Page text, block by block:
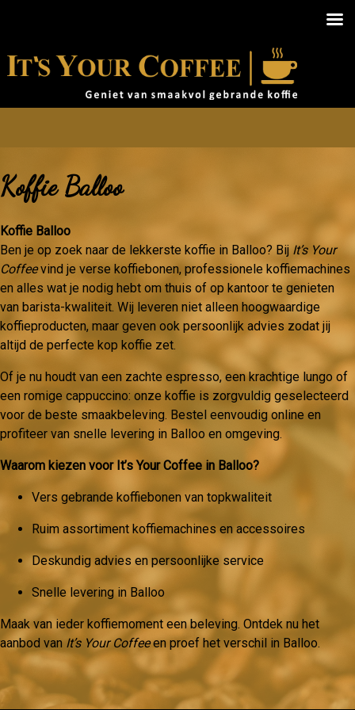
Koffie Balloo
Koffie Balloo
Ben je op zoek naar de lekkerste koffie in Balloo? Bij It’s Your
Coffeevind je verse koffiebonen, professionele koffiemachines
en alles wat je nodig hebt om thuis of op kantoor te genieten
van barista-kwaliteit. Wij leveren niet alleen hoogwaardige
koffieproducten, maar geven ook persoonlijk advies zodat jij
altijd de perfecte kop koffie zet.
Of je nu houdt van een zachte espresso, een krachtige lungo of
een romige cappuccino: onze koffie is zorgvuldig geselecteerd
voor de beste smaakbeleving. Bestel eenvoudig online en
profiteer van snelle levering in Balloo en omgeving.
Waarom kiezen voor It’s Your Coffee in Balloo?
Vers gebrande koffiebonen van topkwaliteit
Ruim assortiment koffiemachines en accessoires
Deskundig advies en persoonlijke service
Snelle levering in Balloo
Maak van ieder koffiemoment een beleving. Ontdek nu het
aanbod van It’s Your Coffeeen proef het verschil in Balloo.